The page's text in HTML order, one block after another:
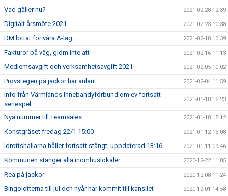
Vad gäller nu? 2021-02-28 12:39
Digitalt årsmöte 2021 2021-02-23 10:38
DM lottat för våra A-lag 2021-02-18 10:39
Fakturor på väg, glöm inte att 2021-02-16 11:13
Medlemsavgift och verksamhetsavgift 2021 2021-02-05 10:02
Provstegen på jackor har anlänt 2021-02-04 11:59
Info från Värmlands Innebandyförbund om ev fortsatt
seriespel
2021-01-18 15:23
Nya nummer till Teamsales 2021-01-18 15:12
Konstgräset fredag 22/1 15:00 2021-01-12 13:08
Idrottshallarna håller fortsatt stängt, uppdaterad 13:16 2021-01-11 09:46
Kommunen stänger alla inomhuslokaler 2020-12-22 11:05
Rea på jackor 2020-12-08 11:24
Bingolotterna till jul och nyår har kommit till kansliet 2020-12-01 14:58